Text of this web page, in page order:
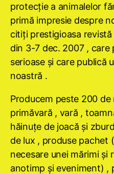
protecţie a animalelor
primă impresie despre
citiţi prestigioasa revistă
din 3-7 dec. 2007 ,
serioase şi care publică
noastră .
Producem peste 200
primăvară , vară ,
hăinuţe de joacă şi
de lux , produse pachet
necesare unei mărimi şi
anotimp şi eveniment) ,